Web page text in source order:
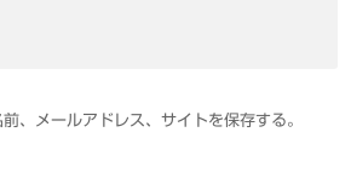
、メールアドレス、サイトを保存する。